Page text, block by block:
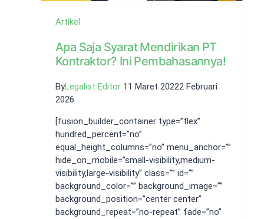
Artikel
Apa Saja Syarat Mendirikan PT
Kontraktor? Ini Pembahasannya!
ByLegalist Editor 11 Maret 20222 Februari
2026
[fusion_builder_container type=”flex”
hundred_percent=”no”
equal_height_columns=”no” menu_anchor=””
hide_on_mobile=”small-visibility,medium-
visibility,large-visibility” class=”” id=””
background_color=”” background_image=””
background_position=”center center”
background_repeat=”no-repeat” fade=”no”